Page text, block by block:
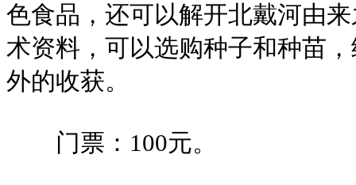
色食品，还可以解开北戴河由
术资料，可以选购种子和种苗
外的收获。
门票：100元。